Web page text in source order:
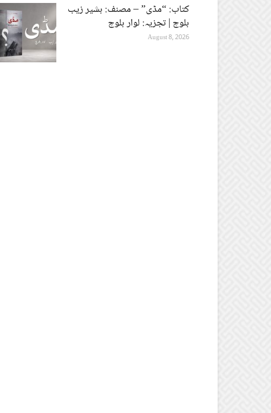
کتاب: “مڈی” – مصنف: بشیر زیب
بلوچ | تجزیہ: لوار بلوچ
August 8, 2026